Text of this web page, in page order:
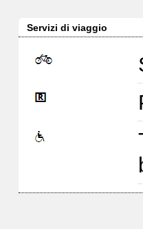
Servizi di viaggio